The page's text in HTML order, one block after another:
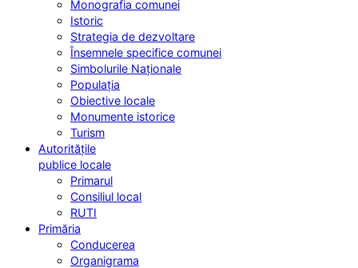
Monografia comunei
Istoric
Strategia de dezvoltare
Însemnele specifice comunei
Simbolurile Naționale
Populația
Obiective locale
Monumente istorice
Turism
Autoritățile
publice locale
Primarul
Consiliul local
RUTI
Primăria
Conducerea
Organigrama